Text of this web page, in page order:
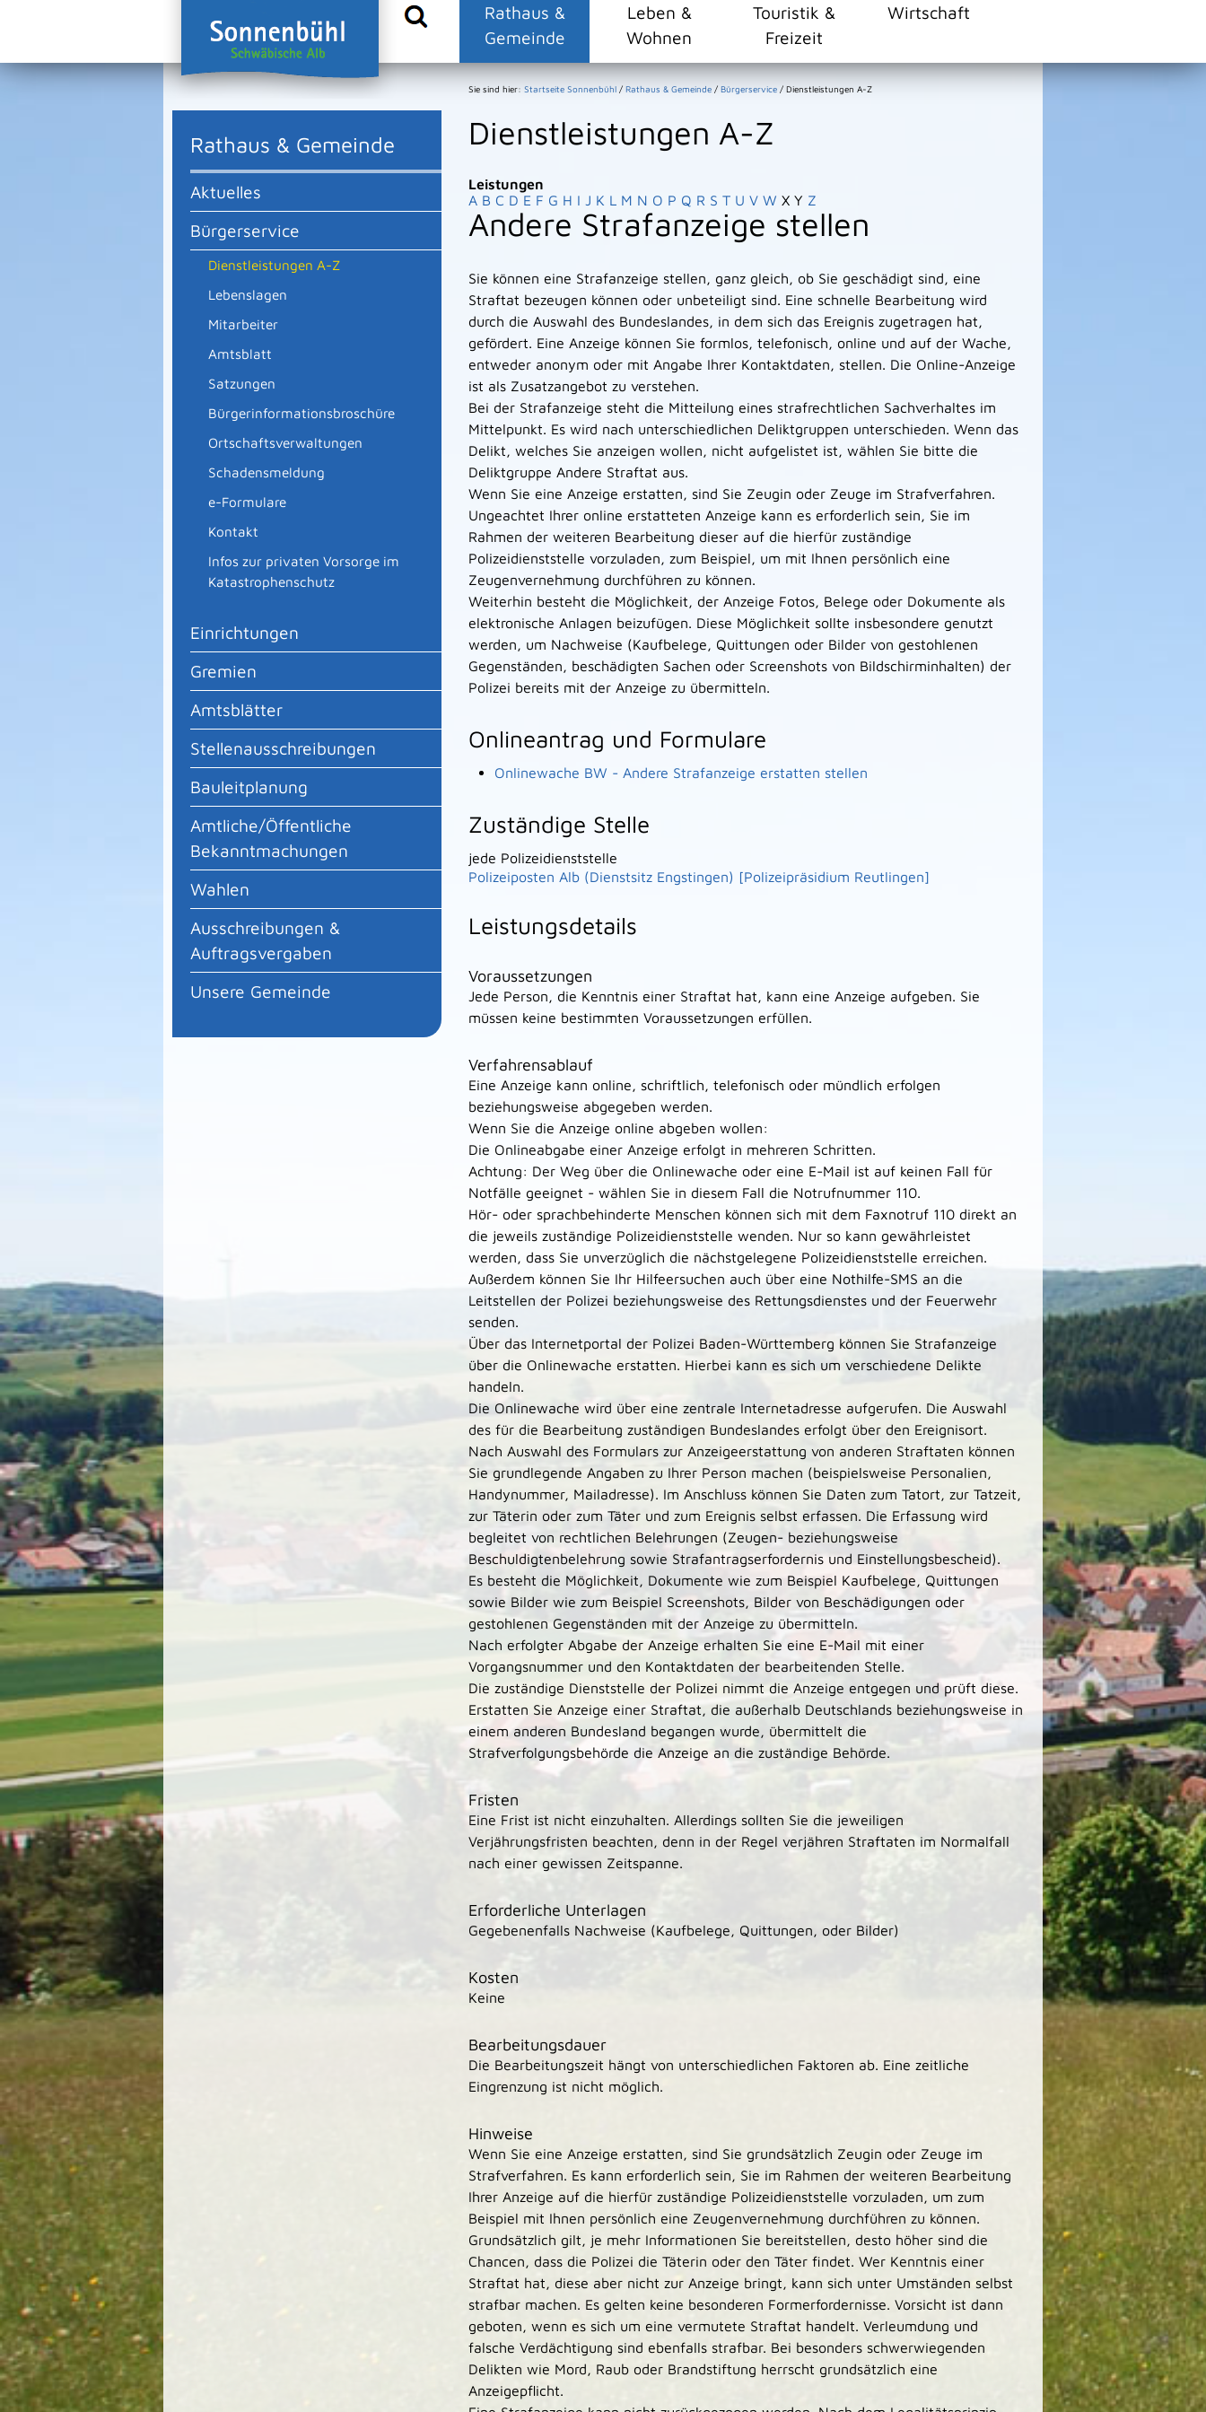
Rathaus &
Gemeinde
Leben &
Wohnen
Touristik &
Freizeit
Wirtschaft
Rathaus & Gemeinde
Aktuelles
Bürgerservice
Dienstleistungen A-Z
Lebenslagen
Mitarbeiter
Amtsblatt
Satzungen
Bürgerinformationsbroschüre
Ortschaftsverwaltungen
Schadensmeldung
e-Formulare
Kontakt
Infos zur privaten Vorsorge im
Katastrophenschutz
Einrichtungen
Gremien
Amtsblätter
Stellenausschreibungen
Bauleitplanung
Amtliche/Öffentliche
Bekanntmachungen
Wahlen
Ausschreibungen &
Auftragsvergaben
Unsere Gemeinde
Sie sind hier: Startseite Sonnenbühl / Rathaus & Gemeinde / Bürgerservice / Dienstleistungen A-Z
Dienstleistungen A-Z
Leistungen
A B C D E F G H I J K L M N O P Q R S T U V W X Y Z
Andere Strafanzeige stellen
Sie können eine Strafanzeige stellen, ganz gleich, ob Sie geschädigt sind, eine
Straftat bezeugen können oder unbeteiligt sind. Eine schnelle Bearbeitung wird
durch die Auswahl des Bundeslandes, in dem sich das Ereignis zugetragen hat,
gefördert. Eine Anzeige können Sie formlos, telefonisch, online und auf der Wache,
entweder anonym oder mit Angabe Ihrer Kontaktdaten, stellen. Die Online-Anzeige
ist als Zusatzangebot zu verstehen.
Bei der Strafanzeige steht die Mitteilung eines strafrechtlichen Sachverhaltes im
Mittelpunkt. Es wird nach unterschiedlichen Deliktgruppen unterschieden. Wenn das
Delikt, welches Sie anzeigen wollen, nicht aufgelistet ist, wählen Sie bitte die
Deliktgruppe Andere Straftat aus.
Wenn Sie eine Anzeige erstatten, sind Sie Zeugin oder Zeuge im Strafverfahren.
Ungeachtet Ihrer online erstatteten Anzeige kann es erforderlich sein, Sie im
Rahmen der weiteren Bearbeitung dieser auf die hierfür zuständige
Polizeidienststelle vorzuladen, zum Beispiel, um mit Ihnen persönlich eine
Zeugenvernehmung durchführen zu können.
Weiterhin besteht die Möglichkeit, der Anzeige Fotos, Belege oder Dokumente als
elektronische Anlagen beizufügen. Diese Möglichkeit sollte insbesondere genutzt
werden, um Nachweise (Kaufbelege, Quittungen oder Bilder von gestohlenen
Gegenständen, beschädigten Sachen oder Screenshots von Bildschirminhalten) der
Polizei bereits mit der Anzeige zu übermitteln.
Onlineantrag und Formulare
Onlinewache BW - Andere Strafanzeige erstatten stellen
Zuständige Stelle
jede Polizeidienststelle
Polizeiposten Alb (Dienstsitz Engstingen) [Polizeipräsidium Reutlingen]
Leistungsdetails
Voraussetzungen
Jede Person, die Kenntnis einer Straftat hat, kann eine Anzeige aufgeben. Sie
müssen keine bestimmten Voraussetzungen erfüllen.
Verfahrensablauf
Eine Anzeige kann online, schriftlich, telefonisch oder mündlich erfolgen
beziehungsweise abgegeben werden.
Wenn Sie die Anzeige online abgeben wollen:
Die Onlineabgabe einer Anzeige erfolgt in mehreren Schritten.
Achtung: Der Weg über die Onlinewache oder eine E-Mail ist auf keinen Fall für
Notfälle geeignet - wählen Sie in diesem Fall die Notrufnummer 110.
Hör- oder sprachbehinderte Menschen können sich mit dem Faxnotruf 110 direkt an
die jeweils zuständige Polizeidienststelle wenden. Nur so kann gewährleistet
werden, dass Sie unverzüglich die nächstgelegene Polizeidienststelle erreichen.
Außerdem können Sie Ihr Hilfeersuchen auch über eine Nothilfe-SMS an die
Leitstellen der Polizei beziehungsweise des Rettungsdienstes und der Feuerwehr
senden.
Über das Internetportal der Polizei Baden-Württemberg können Sie Strafanzeige
über die Onlinewache erstatten. Hierbei kann es sich um verschiedene Delikte
handeln.
Die Onlinewache wird über eine zentrale Internetadresse aufgerufen. Die Auswahl
des für die Bearbeitung zuständigen Bundeslandes erfolgt über den Ereignisort.
Nach Auswahl des Formulars zur Anzeigeerstattung von anderen Straftaten können
Sie grundlegende Angaben zu Ihrer Person machen (beispielsweise Personalien,
Handynummer, Mailadresse). Im Anschluss können Sie Daten zum Tatort, zur Tatzeit,
zur Täterin oder zum Täter und zum Ereignis selbst erfassen. Die Erfassung wird
begleitet von rechtlichen Belehrungen (Zeugen- beziehungsweise
Beschuldigtenbelehrung sowie Strafantragserfordernis und Einstellungsbescheid).
Es besteht die Möglichkeit, Dokumente wie zum Beispiel Kaufbelege, Quittungen
sowie Bilder wie zum Beispiel Screenshots, Bilder von Beschädigungen oder
gestohlenen Gegenständen mit der Anzeige zu übermitteln.
Nach erfolgter Abgabe der Anzeige erhalten Sie eine E-Mail mit einer
Vorgangsnummer und den Kontaktdaten der bearbeitenden Stelle.
Die zuständige Dienststelle der Polizei nimmt die Anzeige entgegen und prüft diese.
Erstatten Sie Anzeige einer Straftat, die außerhalb Deutschlands beziehungsweise in
einem anderen Bundesland begangen wurde, übermittelt die
Strafverfolgungsbehörde die Anzeige an die zuständige Behörde.
Fristen
Eine Frist ist nicht einzuhalten. Allerdings sollten Sie die jeweiligen
Verjährungsfristen beachten, denn in der Regel verjähren Straftaten im Normalfall
nach einer gewissen Zeitspanne.
Erforderliche Unterlagen
Gegebenenfalls Nachweise (Kaufbelege, Quittungen, oder Bilder)
Kosten
Keine
Bearbeitungsdauer
Die Bearbeitungszeit hängt von unterschiedlichen Faktoren ab. Eine zeitliche
Eingrenzung ist nicht möglich.
Hinweise
Wenn Sie eine Anzeige erstatten, sind Sie grundsätzlich Zeugin oder Zeuge im
Strafverfahren. Es kann erforderlich sein, Sie im Rahmen der weiteren Bearbeitung
Ihrer Anzeige auf die hierfür zuständige Polizeidienststelle vorzuladen, um zum
Beispiel mit Ihnen persönlich eine Zeugenvernehmung durchführen zu können.
Grundsätzlich gilt, je mehr Informationen Sie bereitstellen, desto höher sind die
Chancen, dass die Polizei die Täterin oder den Täter findet. Wer Kenntnis einer
Straftat hat, diese aber nicht zur Anzeige bringt, kann sich unter Umständen selbst
strafbar machen. Es gelten keine besonderen Formerfordernisse. Vorsicht ist dann
geboten, wenn es sich um eine vermutete Straftat handelt. Verleumdung und
falsche Verdächtigung sind ebenfalls strafbar. Bei besonders schwerwiegenden
Delikten wie Mord, Raub oder Brandstiftung herrscht grundsätzlich eine
Anzeigepflicht.